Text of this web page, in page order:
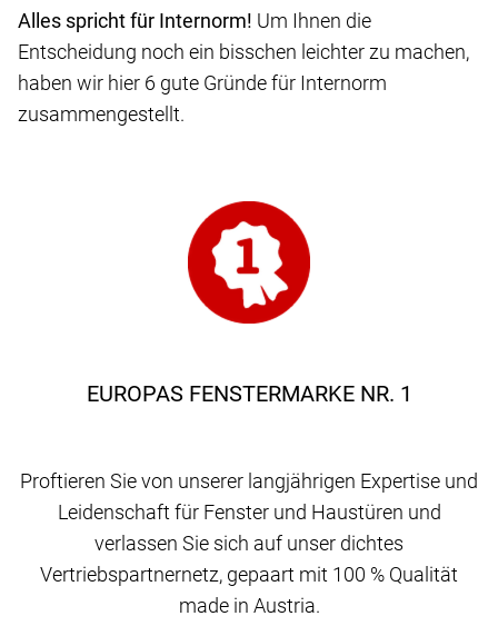
Alles spricht für Internorm! Um Ihnen die
Entscheidung noch ein bisschen leichter zu machen,
haben wir hier 6 gute Gründe für Internorm
zusammengestellt.
EUROPAS FENSTERMARKE NR. 1
Proftieren Sie von unserer langjährigen Expertise und
Leidenschaft für Fenster und Haustüren und
verlassen Sie sich auf unser dichtes
Vertriebspartnernetz, gepaart mit 100 % Qualität
made in Austria.